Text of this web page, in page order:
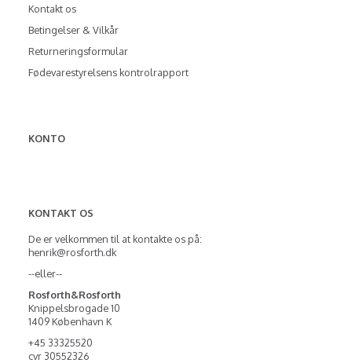
Kontakt os
Betingelser & Vilkår
Returneringsformular
Fødevarestyrelsens kontrolrapport
KONTO
KONTAKT OS
De er velkommen til at kontakte os på:
henrik@rosforth.dk
--eller--
Rosforth&Rosforth
Knippelsbrogade 10
1409 København K
+45 33325520
cvr 30552326